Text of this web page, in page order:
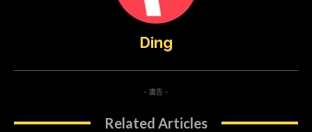
Ding
- 廣告 -
Related Articles